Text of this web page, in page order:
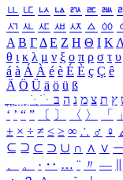
ㅥ ㅦ ㅧ ㅨ ㅩ ㅪ ㅫ
ㅺ ㅻ ㅼ ㅽ ㅾ ㅿ ㆀ
Α Β ΓΔ Ε Ζ Η Θ Ι Κ
θ ι κ λ μ ν ξ ο π ρ σ τ υ
á à Á À é è É È ç Ç ê
Ä Ö Ü ä ö ü ß
ִֶֹ ֻּ ׁׂ ץ ת צ מ נ ה ב
‘ ’ “ ” 〔 〕 〈 〉 「 」
± × ÷ ≠ ≤ ≥ ∞ ∴ ♂ ♀
⊆ ⊇ ⊂ ⊃ ∪ ∩ ∧ ∨
、
。 · ‥ … ¨ 〃 ―